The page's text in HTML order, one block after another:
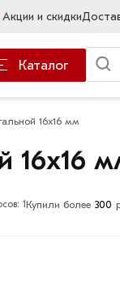
Акции и скидки
Каталог
16х16 мм
16х16
1Купили более 300